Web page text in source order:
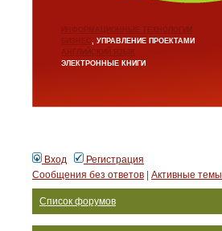
ИНФОРМАЦИОННЫЕ ТЕХНОЛОГИИ
БИЗНЕС, УПРАВЛЕНИЕ ПРОЕКТАМИ
АНГЛИЙСКИЙ ЯЗЫК
ЭЛЕКТРОННЫЕ КНИГИ
Вход
Регистрация
Сообщения без ответов
Активные темы
Список форумов